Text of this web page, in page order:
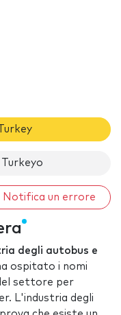
Notifica un errore
degli autobus e
ospitato i nomi
settore per
L'industria degli